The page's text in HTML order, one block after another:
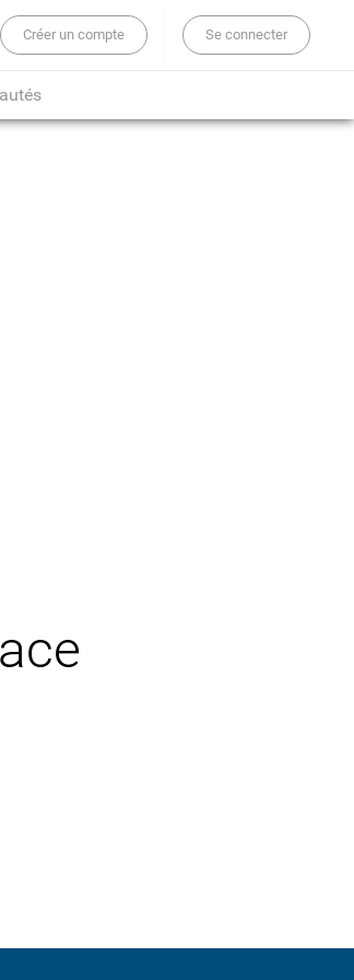
Créer un compte Se connecter